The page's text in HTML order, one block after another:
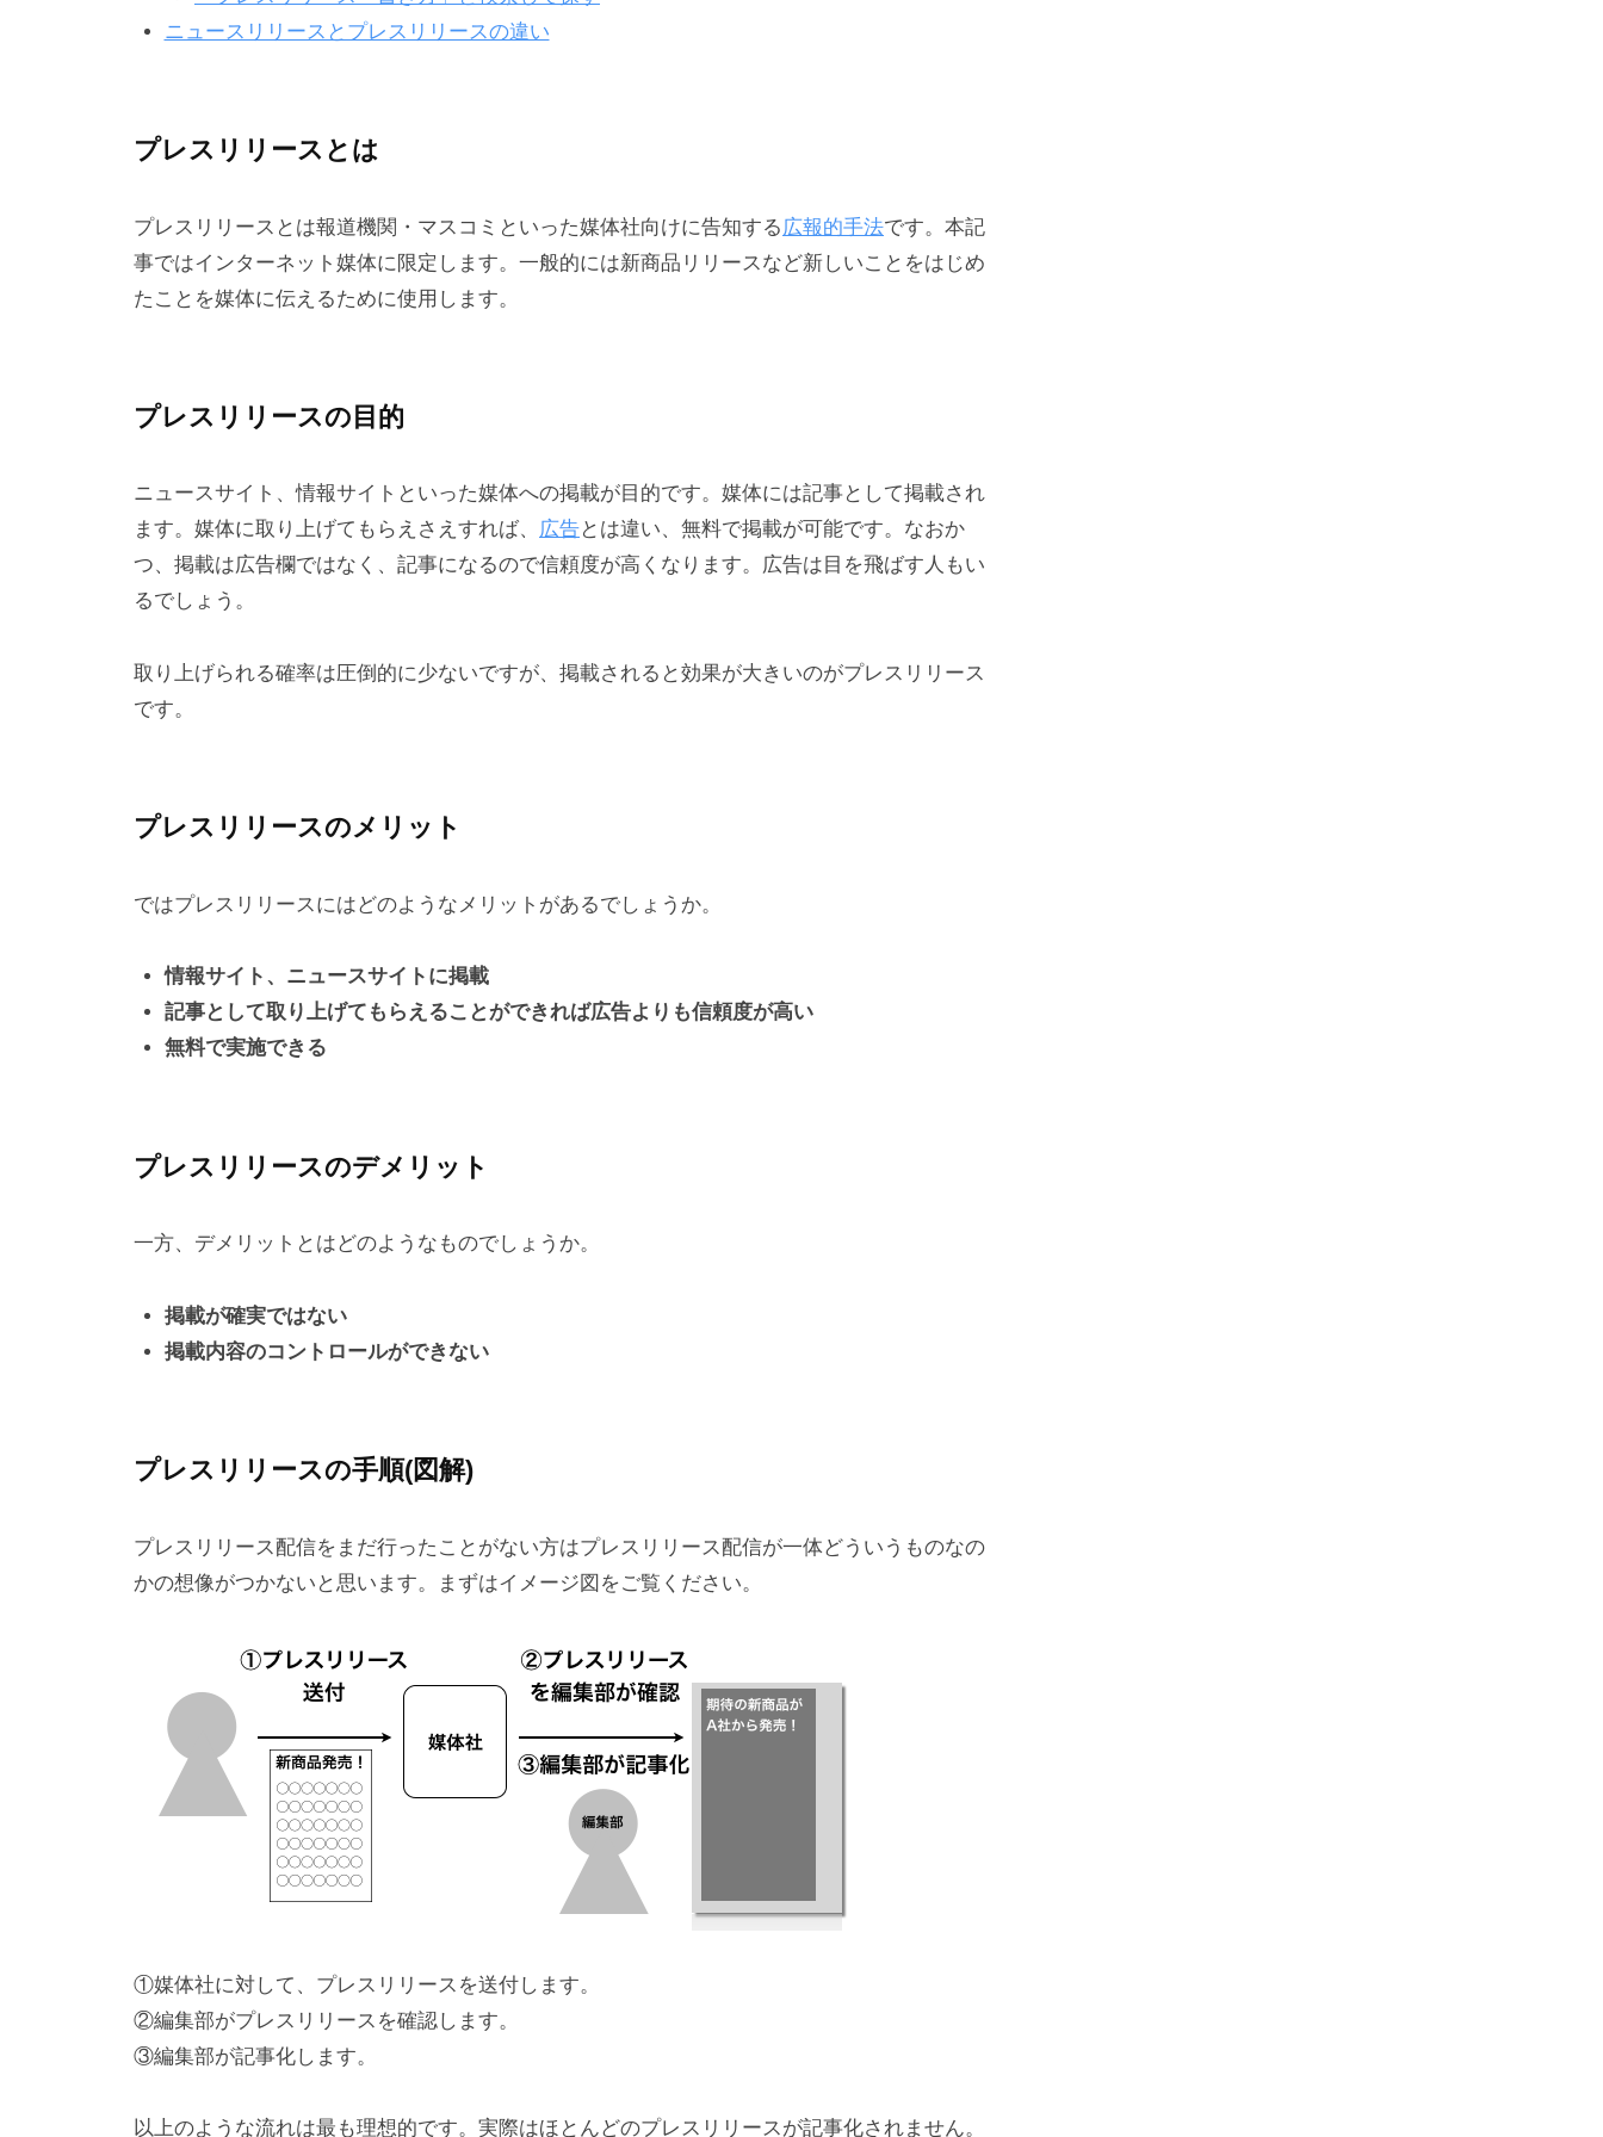
ニュースリリースとプレスリリースの違い
プレスリリースとは
プレスリリースとは報道機関・マスコミといった媒体社向けに告知する 広報的手法です。本記
事ではインターネット媒体に限定します。一般的には新商品リリースなど新しいことをはじめ
たことを媒体に伝えるために使用します。
プレスリリースの目的
ニュースサイト、情報サイトといった媒体への掲載が目的です。媒体には記事として掲載され
ます。媒体に取り上げてもらえさえすれば、 広告とは違い、無料で掲載が可能です。なおか
つ、掲載は広告欄ではなく、記事になるので信頼度が高くなります。広告は目を飛ばす人もい
るでしょう。
取り上げられる確率は圧倒的に少ないですが、掲載されると効果が大きいのがプレスリリース
です。
プレスリリースのメリット
ではプレスリリースにはどのようなメリットがあるでしょうか。
情報サイト、ニュースサイトに掲載
記事として取り上げてもらえることができれば広告よりも信頼度が高い
無料で実施できる
プレスリリースのデメリット
一方、デメリットとはどのようなものでしょうか。
掲載が確実ではない
掲載内容のコントロールができない
プレスリリースの手順(図解)
プレスリリース配信をまだ行ったことがない方はプレスリリース配信が一体どういうものなの
かの想像がつかないと思います。まずはイメージ図をご覧ください。
①媒体社に対して、プレスリリースを送付します。
②編集部がプレスリリースを確認します。
③編集部が記事化します。
以上のような流れは最も理想的です。実際はほとんどのプレスリリースが記事化されません。